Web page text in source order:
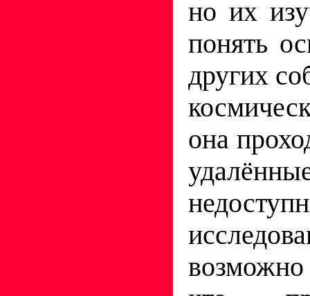
но их
понять
других
она